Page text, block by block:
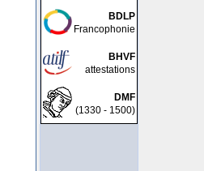
BDLP
Francophonie
BHVF
attestations
DMF
(1330 - 1500)